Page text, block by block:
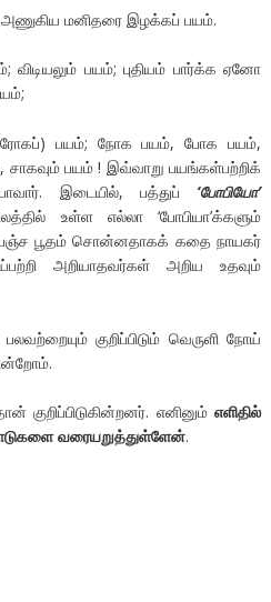
மனிதரை இழக்கப் பயம்.
விடியலும் பயம்; புதியம் பார்க்க ஏனோ
பயம்; நோக பயம், போக பயம்,
பயம் ! இவ்வாறு பயங்கள்பற்றிக்
இடையில், பத்துப் ‘போபியோ’
உள்ள எல்லா ‘போபியா’க்களும்
பஞ்ச பூதம் சொன்னதாகக் கதை நாயகர்
அறியாதவர்கள் அறிய உதவும்
குறிப்பிடும் வெருளி நோய்
குறிப்பிடுகின்றனர். எனினும்எளிதில்
வரையறுத்துள்ளேன்.